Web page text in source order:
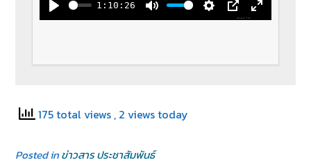
Play
1:10:26
Mute Settings
PIP Enter
175 total views , 2 views today
Posted inข่าวสาร ประชาสัมพันธ์